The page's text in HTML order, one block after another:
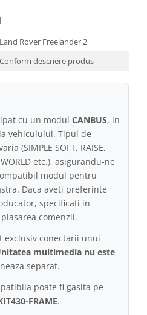
Land Rover Freelander 2
Conform descriere produs
cu un modul CANBUS, in
vehiculului. Tipul de
(SIMPLE SOFT, RAISE,
etc.), asigurandu-ne
modul pentru
Daca aveti preferinte
specificati in
comenzii.
exclusiv conectarii unui
multimedia nu este
separat.
poate fi gasita pe
FRAME.